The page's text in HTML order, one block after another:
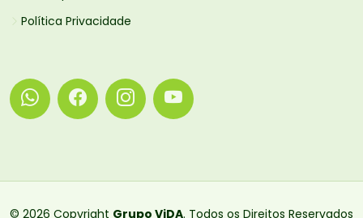
Política Privacidade
© 2026 Copyright Grupo ViDA. Todos os Direitos Reservados